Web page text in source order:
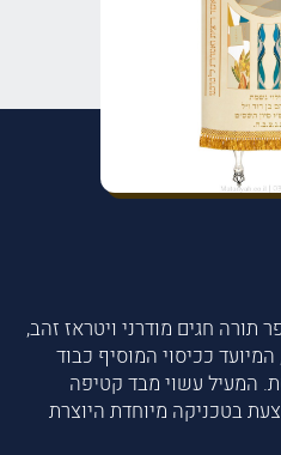
חגים מודרני ויטראז זהב,
ככיסוי המוסיף כבוד
המעיל עשוי מבד קטיפה
בטכניקה מיוחדת היוצרת